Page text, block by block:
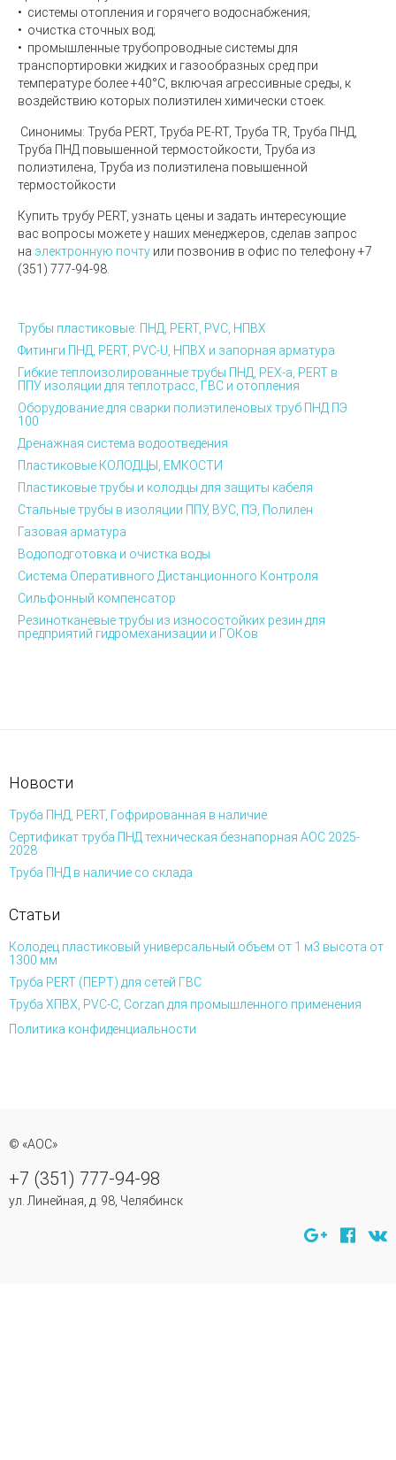
• системы отопления и горячего водоснабжения;
• очистка сточных вод;
• промышленные трубопроводные системы для
транспортировки жидких и газообразных сред при
температуре более +40°С, включая агрессивные среды, к
воздействию которых полиэтилен химически стоек.
Синонимы: Труба PERT, Труба PE-RT, Труба TR, Труба ПНД,
Труба ПНД повышенной термостойкости, Труба из
полиэтилена, Труба из полиэтилена повышенной
термостойкости
Купить трубу PERT, узнать цены и задать интересующие
вас вопросы можете у наших менеджеров, сделав запрос
на электронную почту или позвонив в офис по телефону +7
(351) 777-94-98.
Трубы пластиковые: ПНД, PERT, PVC, НПВХ
Фитинги ПНД, PERT, PVC-U, НПВХ и запорная арматура
Гибкие теплоизолированные трубы ПНД, PEX-а, PERT в
ППУ изоляции для теплотрасс, ГВС и отопления
Оборудование для сварки полиэтиленовых труб ПНД ПЭ
100
Дренажная система водоотведения
Пластиковые КОЛОДЦЫ, ЕМКОСТИ
Пластиковые трубы и колодцы для защиты кабеля
Стальные трубы в изоляции ППУ, ВУС, ПЭ, Полилен
Газовая арматура
Водоподготовка и очистка воды
Система Оперативного Дистанционного Контроля
Сильфонный компенсатор
Резинотканевые трубы из износостойких резин для
предприятий гидромеханизации и ГОКов
Новости
Труба ПНД, PERT, Гофрированная в наличие
Сертификат труба ПНД техническая безнапорная АОС 2025-
2028
Труба ПНД в наличие со склада
Статьи
Колодец пластиковый универсальный объем от 1 м3 высота от
1300 мм
Труба PERT (ПЕРТ) для сетей ГВС
Труба ХПВХ, PVC-C, Corzan для промышленного применения
Политика конфиденциальности
© «АОС»
+7 (351) 777-94-98
ул. Линейная, д. 98, Челябинск